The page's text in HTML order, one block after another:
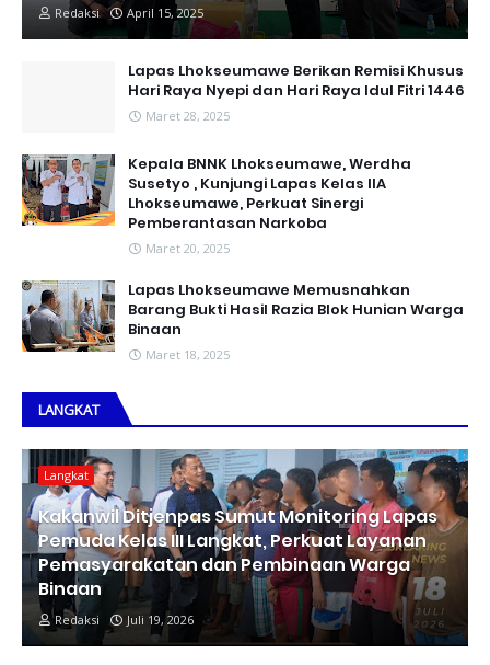
Redaksi April 15, 2025
Lapas Lhokseumawe Berikan Remisi Khusus
Hari Raya Nyepi dan Hari Raya Idul Fitri 1446
Maret 28, 2025
Kepala BNNK Lhokseumawe, Werdha
Susetyo , Kunjungi Lapas Kelas IIA
Lhokseumawe, Perkuat Sinergi
Pemberantasan Narkoba
Maret 20, 2025
Lapas Lhokseumawe Memusnahkan
Barang Bukti Hasil Razia Blok Hunian Warga
Binaan
Maret 18, 2025
LANGKAT
Langkat
Kakanwil Ditjenpas Sumut Monitoring Lapas
Pemuda Kelas III Langkat, Perkuat Layanan
Pemasyarakatan dan Pembinaan Warga
Binaan
Redaksi Juli 19, 2026